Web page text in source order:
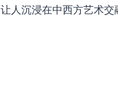
人沉浸在中西方艺术交